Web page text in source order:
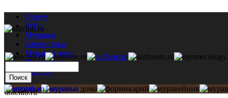
Форум
ЧаВо
Муравьи
Библиотека
Муравьи дома
Мастерская
Каталог
antclub.ru